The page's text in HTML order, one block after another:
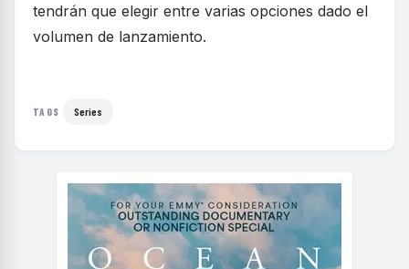
tendrán que elegir entre varias opciones dado el
volumen de lanzamiento.
TAGS Series